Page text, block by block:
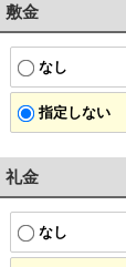
敷金
なし
指定しない
礼金
なし